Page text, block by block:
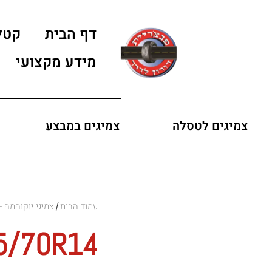
דף הבית
מידע מקצועי
צמיגים לטסלה צמיגים במבצע
עמוד הבית/ צמיגי יוקוהמה - YOKOHAMA
70R14